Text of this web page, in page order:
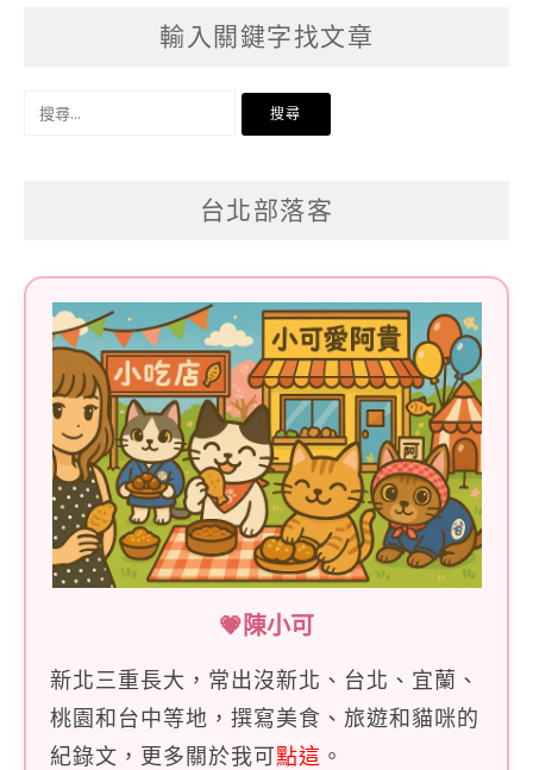
輸入關鍵字找文章
搜
台北部落客
💗陳小可
新北三重長大，常出沒新北、台北、宜蘭、
桃園和台中等地，撰寫美食、旅遊和貓咪的
紀錄文，更多關於我可點這 。